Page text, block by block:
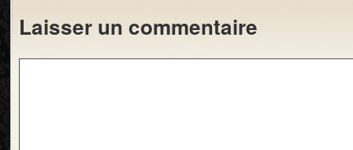
Laisser un commentaire